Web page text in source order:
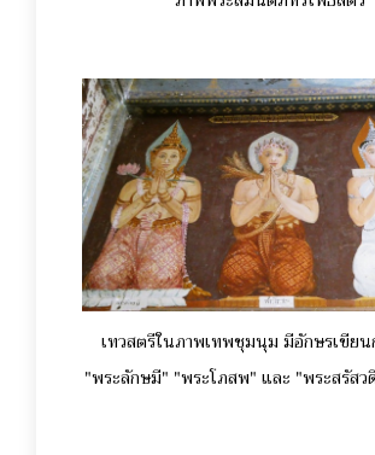
เทวสตรีในภาพเทพชุมนุม มีอักษรเขียน
"พระลักษมี" "พระโภสพ" และ "พระสรัสว